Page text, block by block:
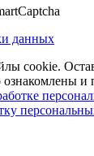
данных
cookie.
ознакомлены и